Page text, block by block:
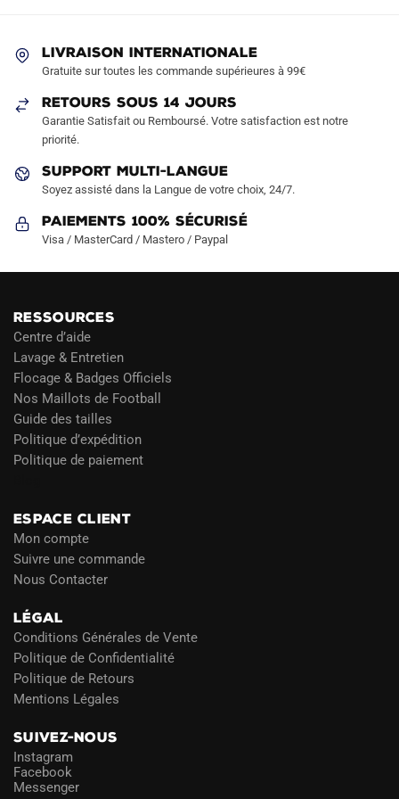
être
choisies
sur
page
produit
la
LIVRAISON INTERNATIONALE
Gratuite sur toutes les commande supérieures à 99€
RETOURS SOUS 14 JOURS
Garantie Satisfait ou Remboursé. Votre satisfaction est notre
priorité.
SUPPORT MULTI-LANGUE
Soyez assisté dans la Langue de votre choix, 24/7.
Paiements 100% Sécurisé
Visa / MasterCard / Mastero / Paypal
RESSOURCES
Centre d’aide
Lavage & Entretien
Flocage & Badges Officiels
Nos Maillots de Football
Guide des tailles
Politique d’expédition
Politique de paiement
ESPACE CLIENT
Mon compte
Suivre une commande
Nous Contacter
LÉGAL
Conditions Générales de Vente
Politique de Confidentialité
Politique de Retours
Mentions Légales
SUIVEZ-NOUS
Instagram
Facebook
Messenger